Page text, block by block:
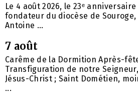
Le 4 août 2026, le 23ᵉ
fondateur du diocèse de
Antoine ...
7 août
Carême de la Dormition Après-
Transfiguration de notre
Jésus-Christ ; Saint Dométien,
...